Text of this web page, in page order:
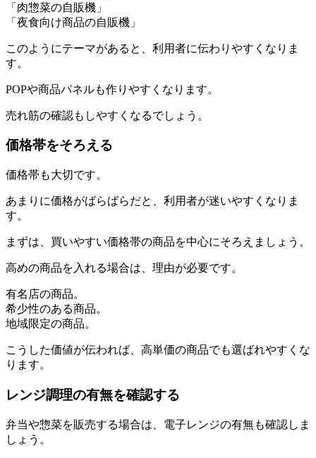
「肉惣菜の自販機」
「夜食向け商品の自販機」
このようにテーマがあると、利用者に伝わりやすくなりま
す。
POPや商品パネルも作りやすくなります。
売れ筋の確認もしやすくなるでしょう。
価格帯をそろえる
価格帯も大切です。
あまりに価格がばらばらだと、利用者が迷いやすくなりま
す。
まずは、買いやすい価格帯の商品を中心にそろえましょう。
高めの商品を入れる場合は、理由が必要です。
有名店の商品。
希少性のある商品。
地域限定の商品。
こうした価値が伝われば、高単価の商品でも選ばれやすくな
ります。
レンジ調理の有無を確認する
弁当や惣菜を販売する場合は、電子レンジの有無も確認しま
しょう。